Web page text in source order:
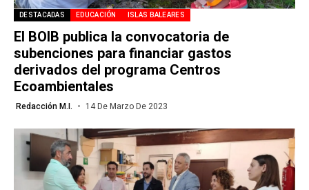
DESTACADAS EDUCACIÓN ISLAS BALEARES
El BOIB publica la convocatoria de
subenciones para financiar gastos
derivados del programa Centros
Ecoambientales
Redacción M.I. 14 De Marzo De 2023